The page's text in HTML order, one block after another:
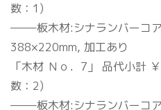
数：1)
——–板木材:シナランバーコ
388×220mm, 加工あり
「木材 Ｎｏ．7」 品代小計
数：2)
——–板木材:シナランバーコ